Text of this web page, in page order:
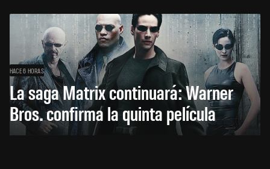
HACE 6 HORAS
La saga Matrix continuará: Warner
Bros. confirma la quinta película